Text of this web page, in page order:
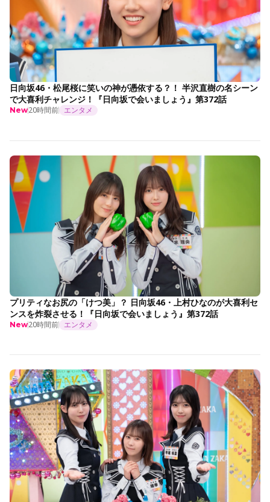
日向坂46・松尾桜に笑いの神が憑依する？！ 半沢直樹の名シーン
で大喜利チャレンジ！『日向坂で会いましょう』第372話
New20時間前 エンタメ
プリティなお尻の「けつ美」？ 日向坂46・上村ひなのが大喜利セ
ンスを炸裂させる！『日向坂で会いましょう』第372話
New20時間前 エンタメ